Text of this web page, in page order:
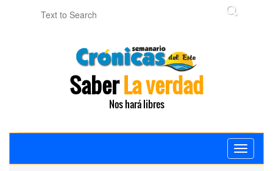
SaberLa verdad
Nos hará libres
Toggle